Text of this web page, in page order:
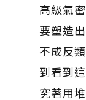
高級氣
要塑造
不成反
到看到
究著用